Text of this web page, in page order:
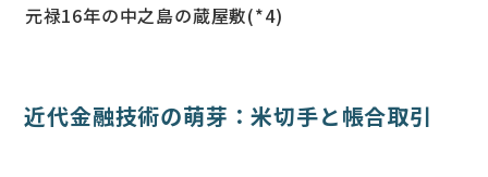
元禄16年の中之島の蔵屋敷(*4)
近代金融技術の萌芽：米切手と帳合取引